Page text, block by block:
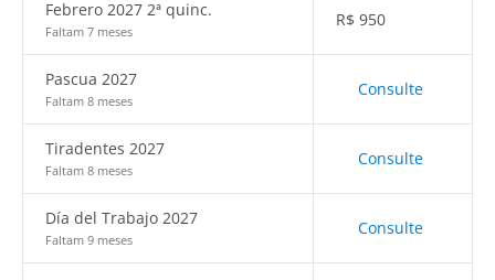
Febrero 2027 2ª quinc.
Faltam 7 meses
R$ 950
Pascua 2027
Faltam 8 meses
Consulte
Tiradentes 2027
Faltam 8 meses
Consulte
Día del Trabajo 2027
Faltam 9 meses
Consulte